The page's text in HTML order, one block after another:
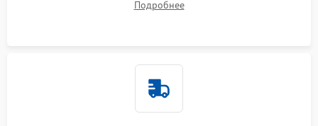
пыли, песка и следов влаги с помощью спецсредств.
Подробнее